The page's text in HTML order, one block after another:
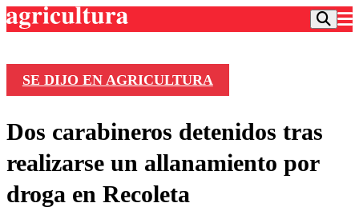
Frecuencias
Agricultura TV
Deportes
Colo Colo
Entretención
SE DIJO EN AGRICULTURA
Dos carabineros detenidos tras
realizarse un allanamiento por
droga en Recoleta